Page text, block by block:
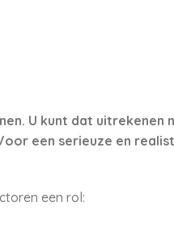
U kunt dat uitrekenen
een serieuze en
een rol: